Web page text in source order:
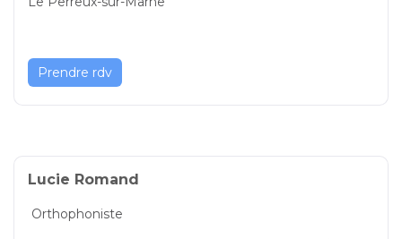
Prendre rdv
Lucie Romand
Orthophoniste